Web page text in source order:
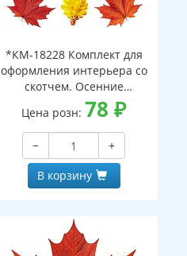
*КМ-18228 Комплект для
оформления интерьера со
скотчем. Осенние
листочки-2 (10 видов)
Цена розн: 78₽
−
+
В корзину